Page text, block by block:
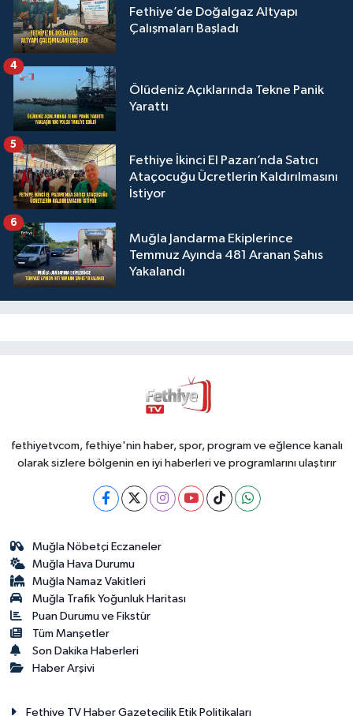
Fethiye’de Doğalgaz Altyapı
Çalışmaları Başladı
Ölüdeniz Açıklarında Tekne Panik
Yarattı
4
Fethiye İkinci El Pazarı’nda Satıcı
Ataçocuğu Ücretlerin Kaldırılmasını
İstiyor
5
Muğla Jandarma Ekiplerince
Temmuz Ayında 481 Aranan Şahıs
Yakalandı
6
fethiyetvcom, fethiye'nin haber, spor, program ve eğlence kanalı
olarak sizlere bölgenin en iyi haberleri ve programlarını ulaştırır
Muğla Nöbetçi Eczaneler
Muğla Hava Durumu
Muğla Namaz Vakitleri
Muğla Trafik Yoğunluk Haritası
Puan Durumu ve Fikstür
Tüm Manşetler
Son Dakika Haberleri
Haber Arşivi
Fethiye TV Haber Gazetecilik Etik Politikaları